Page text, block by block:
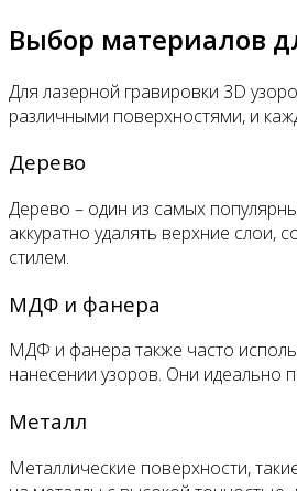
Выбор материалов
Для лазерной гравировки 3D
различными поверхностями, и
Дерево
Дерево – один из самых
аккуратно удалять верхние
стилем.
МДФ и фанера
МДФ и фанера также часто
нанесении узоров. Они идеально
Металл
Металлические поверхности,